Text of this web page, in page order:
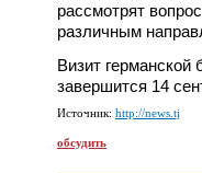
рассмотрят
различным
Визит германской
завершится 14
Источник: http://news.tj
обсудить